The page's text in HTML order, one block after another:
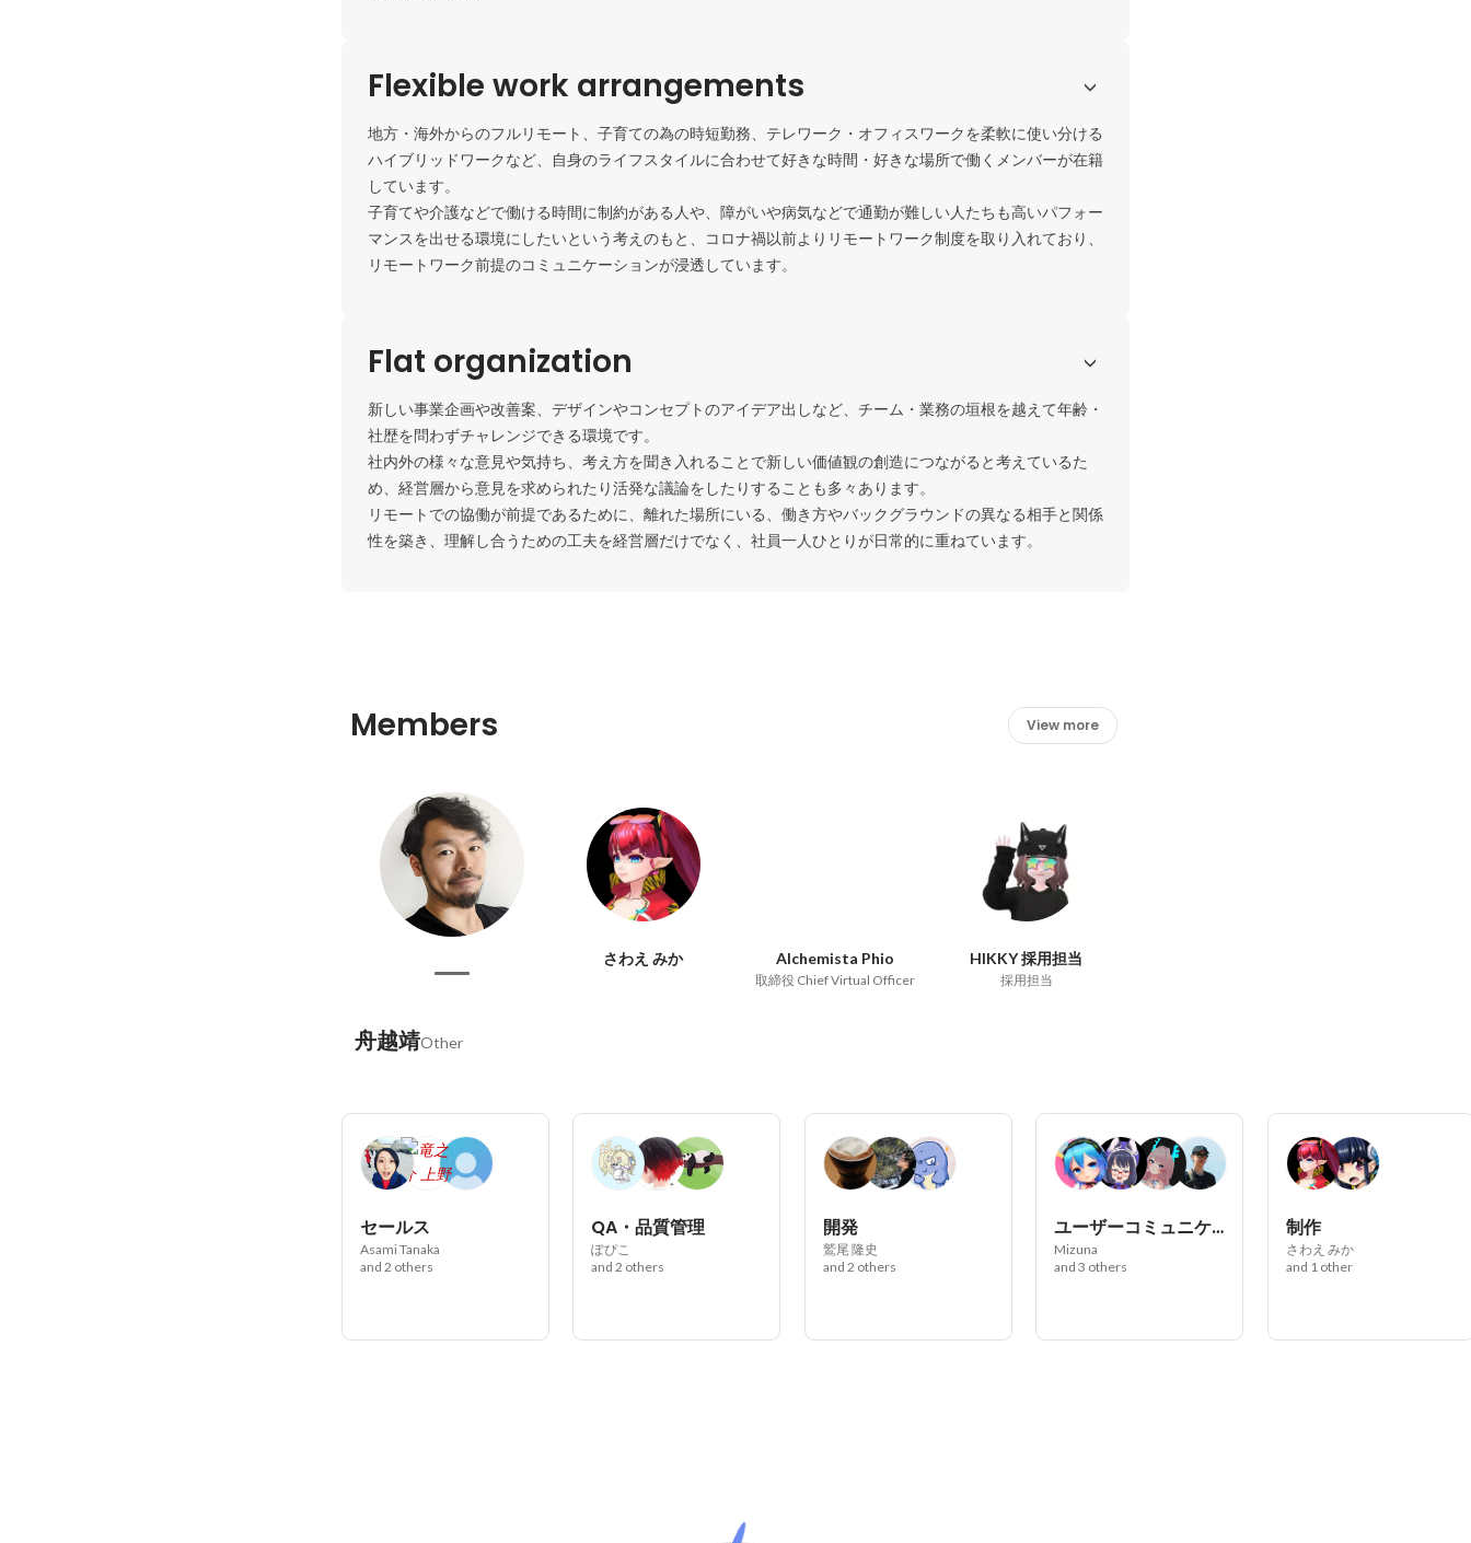
Flexible work arrangements
地方・海外からのフルリモート、子育ての為の時短勤務、テレワーク・オフィスワークを柔軟に使い分ける
ハイブリッドワークなど、自身のライフスタイルに合わせて好きな時間・好きな場所で働くメンバーが在籍
しています。
子育てや介護などで働ける時間に制約がある人や、障がいや病気などで通勤が難しい人たちも高いパフォー
マンスを出せる環境にしたいという考えのもと、コロナ禍以前よりリモートワーク制度を取り入れており、
リモートワーク前提のコミュニケーションが浸透しています。
Flat organization
新しい事業企画や改善案、デザインやコンセプトのアイデア出しなど、チーム・業務の垣根を越えて年齢・
社歴を問わずチャレンジできる環境です。
社内外の様々な意見や気持ち、考え方を聞き入れることで新しい価値観の創造につながると考えているた
め、経営層から意見を求められたり活発な議論をしたりすることも多々あります。
リモートでの協働が前提であるために、離れた場所にいる、働き方やバックグラウンドの異なる相手と関係
性を築き、理解し合うための工夫を経営層だけでなく、社員一人ひとりが日常的に重ねています。
Members View more
さわえ みか Alchemista Phio
取締役 Chief Virtual Officer
HIKKY 採用担当
採用担当
舟越靖Other
セールス
Asami Tanaka
and 2 others
QA・品質管理
ぽぴこ
and 2 others
開発
鷲尾 隆史
and 2 others
ユーザーコミュニケーション
Mizuna
and 3 others
制作
さわえ みか
and 1 other